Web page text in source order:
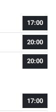
17:00
20:00
20:00
17:00